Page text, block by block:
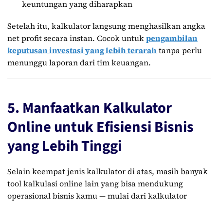
keuntungan yang diharapkan
Setelah itu, kalkulator langsung menghasilkan angka
net profit secara instan. Cocok untukpengambilan
keputusan investasi yang lebih terarahtanpa perlu
menunggu laporan dari tim keuangan.
5. Manfaatkan Kalkulator
Online untuk Efisiensi Bisnis
yang Lebih Tinggi
Selain keempat jenis kalkulator di atas, masih banyak
tool kalkulasi online lain yang bisa mendukung
operasional bisnis kamu — mulai dari kalkulator